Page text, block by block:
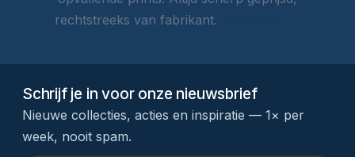
rechtstreeks van fabrikant.
Schrijf je in voor onze nieuwsbrief
Nieuwe collecties, acties en inspiratie — 1× per
week, nooit spam.